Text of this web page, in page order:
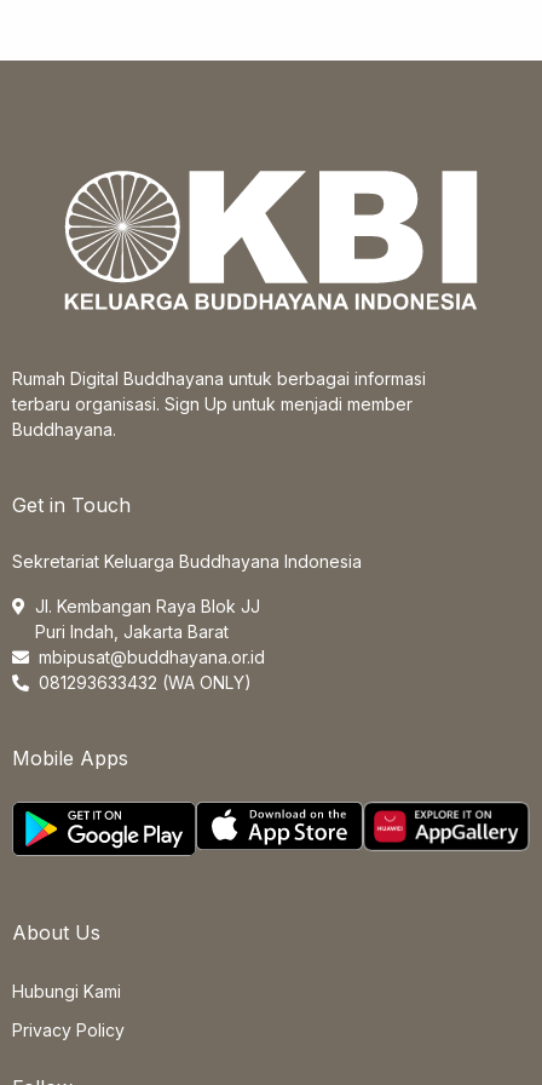
Rumah Digital Buddhayana untuk berbagai informasi
terbaru organisasi. Sign Up untuk menjadi member
Buddhayana.
Get in Touch
Sekretariat Keluarga Buddhayana Indonesia
Jl. Kembangan Raya Blok JJ
Puri Indah, Jakarta Barat
mbipusat@buddhayana.or.id
081293633432 (WA ONLY)
Mobile Apps
About Us
Hubungi Kami
Privacy Policy